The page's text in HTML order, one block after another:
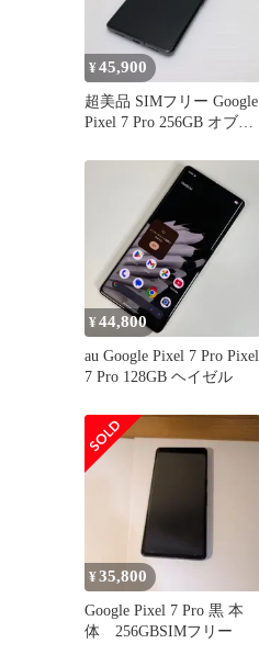
¥45,900
超美品 SIMフリー Google
Pixel 7 Pro 256GB オブシ
発送 即日発送
¥44,800
au Google Pixel 7 Pro Pixel
7 Pro 128GB ヘイゼル
¥35,800
Google Pixel 7 Pro 黒 本
体 256GBSIMフリー